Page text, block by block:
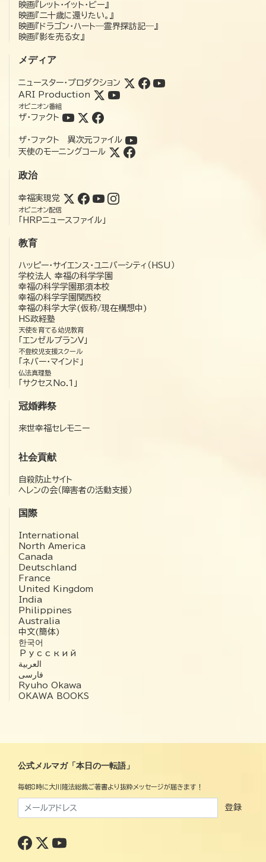
映画『レット・イット・ビー』
映画『二十歳に還りたい。』
映画『ドラゴン・ハート―霊界探訪記―』
映画『影を売る女』
メディア
ニュースター・プロダクション
ARI Production
オピニオン番組
ザ・ファクト
ザ・ファクト 異次元ファイル
天使のモーニングコール
政治
幸福実現党
オピニオン配信
「HRPニュースファイル」
教育
ハッピー・サイエンス・ユニバーシティ（HSU）
学校法人 幸福の科学学園
幸福の科学学園那須本校
幸福の科学学園関西校
幸福の科学大学(仮称/現在構想中)
HS政経塾
天使を育てる幼児教育
「エンゼルプランV」
不登校児支援スクール
「ネバー・マインド」
仏法真理塾
「サクセスNo.1」
冠婚葬祭
来世幸福セレモニー
社会貢献
自殺防止サイト
ヘレンの会（障害者の活動支援）
国際
International
North America
Canada
Deutschland
France
United Kingdom
India
Philippines
Australia
中文(簡体)
한국어
Русский
العربية‏
فارسی
Ryuho Okawa
OKAWA BOOKS
公式メルマガ「本日の一転語」
毎朝8時に大川隆法総裁ご著書より抜粋メッセージが届きます！
登録